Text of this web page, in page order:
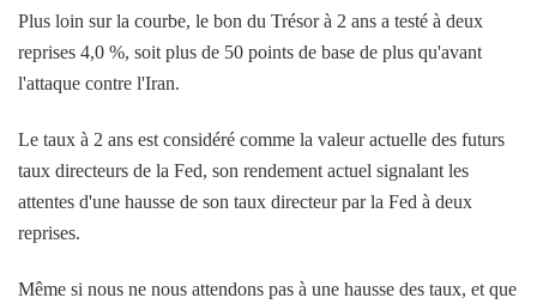
Plus loin sur la courbe, le bon du Trésor à 2 ans a testé à deux
reprises 4,0 %, soit plus de 50 points de base de plus qu'avant
l'attaque contre l'Iran.
Le taux à 2 ans est considéré comme la valeur actuelle des futurs
taux directeurs de la Fed, son rendement actuel signalant les
attentes d'une hausse de son taux directeur par la Fed à deux
reprises.
Même si nous ne nous attendons pas à une hausse des taux, et que